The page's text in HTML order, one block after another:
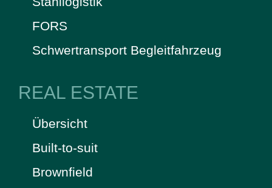
FORS
Schwertransport Begleitfahrzeug
REAL ESTATE
Übersicht
Built-to-suit
Brownfield